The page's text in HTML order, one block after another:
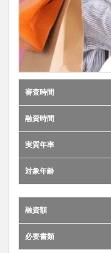
審査時間
融資時間
実質年率
対象年齢
融資額
必要書類